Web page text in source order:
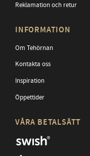
Reklamation och retur
INFORMATION
Om Tehörnan
Kontakta oss
Inspiration
Öppettider
VÅRA BETALSÄTT